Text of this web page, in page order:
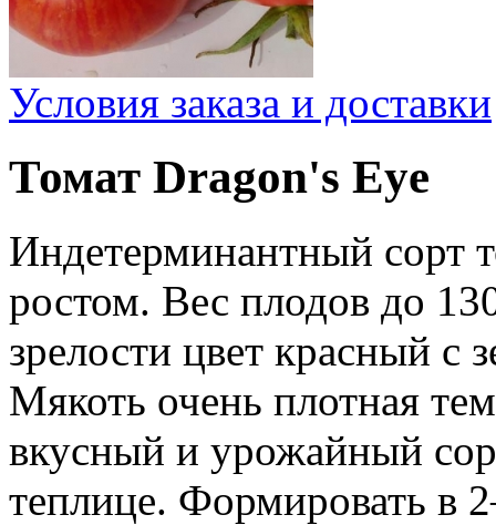
Условия заказа и доставки
Томат Dragon's Eye
Индетерминантный сорт
ростом. Вес плодов до
зрелости цвет красный
Мякоть очень плотная
вкусный и урожайный
теплице. Формировать в